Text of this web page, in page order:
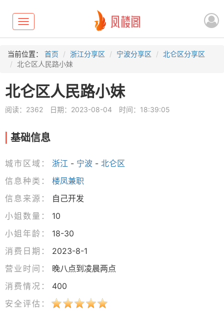
Toggle
navigation
当前位置： 首页 浙江分享区 宁波分享区
北仑区分享区
北仑区人民路小妹
北仑区人民路小妹
阅读：2362 日期：2023-08-04 时间：18:39:05
基础信息
城市区域： 浙江 - 宁波 - 北仑区
信息种类：
楼凤兼职
信息来源：
自己开发
小姐数量：
10
小姐年龄：
18-30
消费日期：
2023-8-1
营业时间：
晚八点到凌晨两点
消费情况：
400
安全评估：